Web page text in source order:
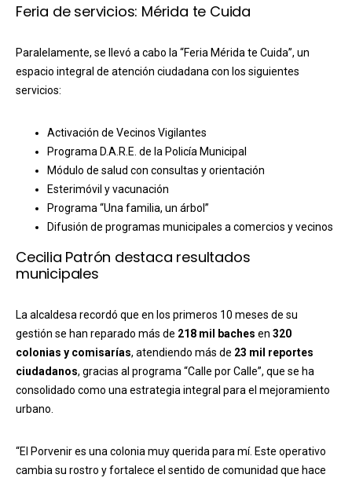
Feria de servicios: Mérida te Cuida
Paralelamente, se llevó a cabo la “Feria Mérida te Cuida”, un
espacio integral de atención ciudadana con los siguientes
servicios:
Activación de Vecinos Vigilantes
Programa D.A.R.E. de la Policía Municipal
Módulo de salud con consultas y orientación
Esterimóvil y vacunación
Programa “Una familia, un árbol”
Difusión de programas municipales a comercios y vecinos
Cecilia Patrón destaca resultados
municipales
La alcaldesa recordó que en los primeros 10 meses de su
gestión se han reparado más de 218 mil baches en 320
colonias y comisarías, atendiendo más de 23 mil reportes
ciudadanos, gracias al programa “Calle por Calle”, que se ha
consolidado como una estrategia integral para el mejoramiento
urbano.
“El Porvenir es una colonia muy querida para mí. Este operativo
cambia su rostro y fortalece el sentido de comunidad que hace